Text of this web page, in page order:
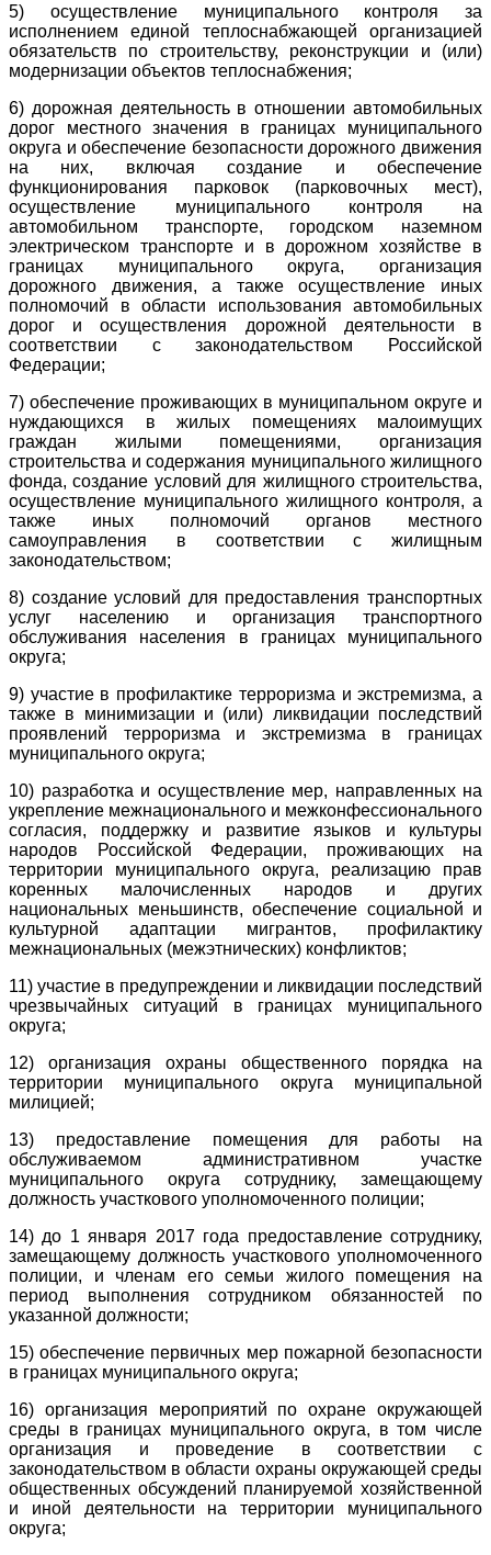
5) осуществление муниципального контроля за
исполнением единой теплоснабжающей организацией
обязательств по строительству, реконструкции и (или)
модернизации объектов теплоснабжения;
6) дорожная деятельность в отношении автомобильных
дорог местного значения в границах муниципального
округа и обеспечение безопасности дорожного движения
на них, включая создание и обеспечение
функционирования парковок (парковочных мест),
осуществление муниципального контроля на
автомобильном транспорте, городском наземном
электрическом транспорте и в дорожном хозяйстве в
границах муниципального округа, организация
дорожного движения, а также осуществление иных
полномочий в области использования автомобильных
дорог и осуществления дорожной деятельности в
соответствии с законодательством Российской
Федерации;
7) обеспечение проживающих в муниципальном округе и
нуждающихся в жилых помещениях малоимущих
граждан жилыми помещениями, организация
строительства и содержания муниципального жилищного
фонда, создание условий для жилищного строительства,
осуществление муниципального жилищного контроля, а
также иных полномочий органов местного
самоуправления в соответствии с жилищным
законодательством;
8) создание условий для предоставления транспортных
услуг населению и организация транспортного
обслуживания населения в границах муниципального
округа;
9) участие в профилактике терроризма и экстремизма, а
также в минимизации и (или) ликвидации последствий
проявлений терроризма и экстремизма в границах
муниципального округа;
10) разработка и осуществление мер, направленных на
укрепление межнационального и межконфессионального
согласия, поддержку и развитие языков и культуры
народов Российской Федерации, проживающих на
территории муниципального округа, реализацию прав
коренных малочисленных народов и других
национальных меньшинств, обеспечение социальной и
культурной адаптации мигрантов, профилактику
межнациональных (межэтнических) конфликтов;
11) участие в предупреждении и ликвидации последствий
чрезвычайных ситуаций в границах муниципального
округа;
12) организация охраны общественного порядка на
территории муниципального округа муниципальной
милицией;
13) предоставление помещения для работы на
обслуживаемом административном участке
муниципального округа сотруднику, замещающему
должность участкового уполномоченного полиции;
14) до 1 января 2017 года предоставление сотруднику,
замещающему должность участкового уполномоченного
полиции, и членам его семьи жилого помещения на
период выполнения сотрудником обязанностей по
указанной должности;
15) обеспечение первичных мер пожарной безопасности
в границах муниципального округа;
16) организация мероприятий по охране окружающей
среды в границах муниципального округа, в том числе
организация и проведение в соответствии с
законодательством в области охраны окружающей среды
общественных обсуждений планируемой хозяйственной
и иной деятельности на территории муниципального
округа;